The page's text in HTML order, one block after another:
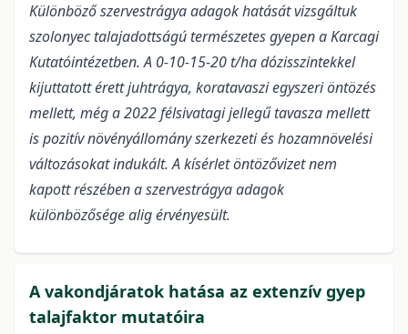
Különböző szervestrágya adagok hatását vizsgáltuk
szolonyec talajadottságú természetes gyepen a Karcagi
Kutatóintézetben. A 0-10-15-20 t/ha dózisszintekkel
kijuttatott érett juhtrágya, koratavaszi egyszeri öntözés
mellett, még a 2022 félsivatagi jellegű tavasza mellett
is pozitív növényállomány szerkezeti és hozamnövelési
változásokat indukált. A kísérlet öntözővizet nem
kapott részében a szervestrágya adagok
különbözősége alig érvényesült.
A vakondjáratok hatása az extenzív gyep
talajfaktor mutatóira